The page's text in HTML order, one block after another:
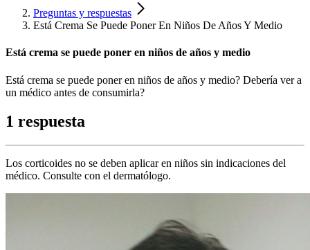
Preguntas y respuestas
Está Crema Se Puede Poner En Niños De Años Y Medio
Está crema se puede poner en niños de años y medio
Está crema se puede poner en niños de años y medio? Debería ver a
un médico antes de consumirla?
1 respuesta
Los corticoides no se deben aplicar en niños sin indicaciones del
médico. Consulte con el dermatólogo.